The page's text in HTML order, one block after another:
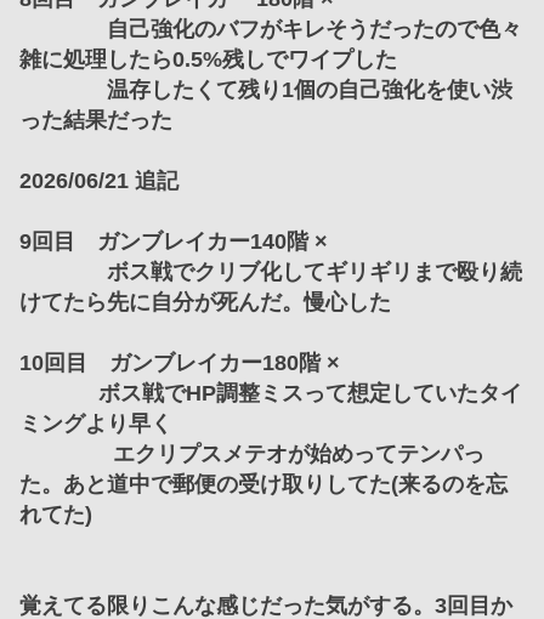
自己強化のバフがキレそうだったので色々
雑に処理したら0.5%残しでワイプした
温存したくて残り1個の自己強化を使い渋
った結果だった
2026/06/21 追記
9回目　ガンブレイカー140階 ×
ボス戦でクリブ化してギリギリまで殴り続
けてたら先に自分が死んだ。慢心した
10回目　ガンブレイカー180階 ×
ミングより早く
エクリプスメテオが始めってテンパっ
た。あと道中で郵便の受け取りしてた(来るのを忘
れてた)
覚えてる限りこんな感じだった気がする。3回目か